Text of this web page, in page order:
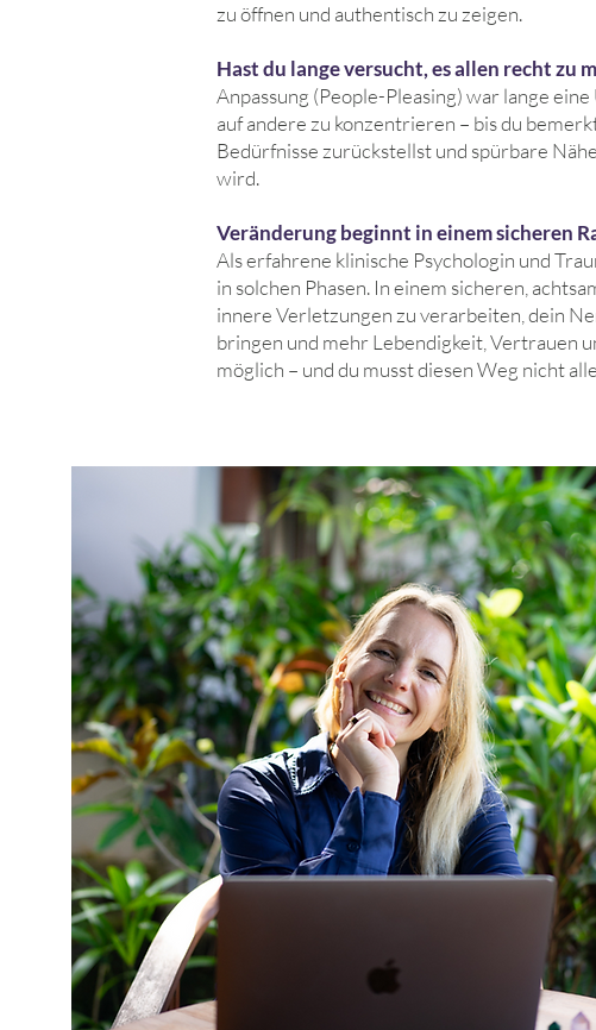
zu öffnen und authentisch zu zeigen.
Hast du lange versucht, es allen recht zu
Anpassung (People-Pleasing) war lange
auf andere zu konzentrieren – bis du
Bedürfnisse zurückstellst und spürbare
wird.
Veränderung beginnt in einem sicheren
Alserfahrene klinische Psychologin und
in solchen Phasen. In einem sicheren,
innere Verletzungen zu verarbeiten, dein
bringen und mehr Lebendigkeit, Vertrauen
möglich – und du musst diesen Weg nicht